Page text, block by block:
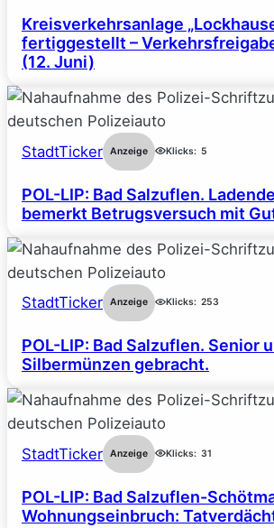
Kreisverkehrsanlage
fertiggestellt –
(12. Juni)
StadtTicker Anzeige Klicks: 5
POL-LIP: Bad Salzuflen.
bemerkt Betrugsversuch mit
StadtTicker Anzeige Klicks: 253
POL-LIP: Bad Salzuflen. Senior
Silbermünzen gebracht.
StadtTicker Anzeige Klicks: 31
POL-LIP: Bad Salzuflen-
Wohnungseinbruch: